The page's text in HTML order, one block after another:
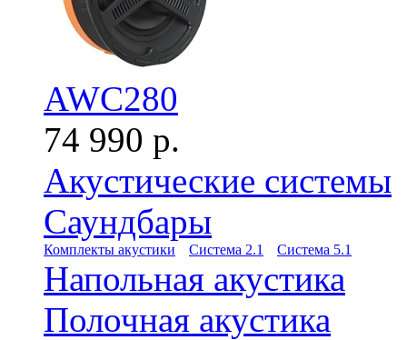
AWC280
74 990 р.
Акустические системы
Саундбары
Комплекты акустики Система 2.1 Система 5.1
Напольная акустика
Полочная акустика